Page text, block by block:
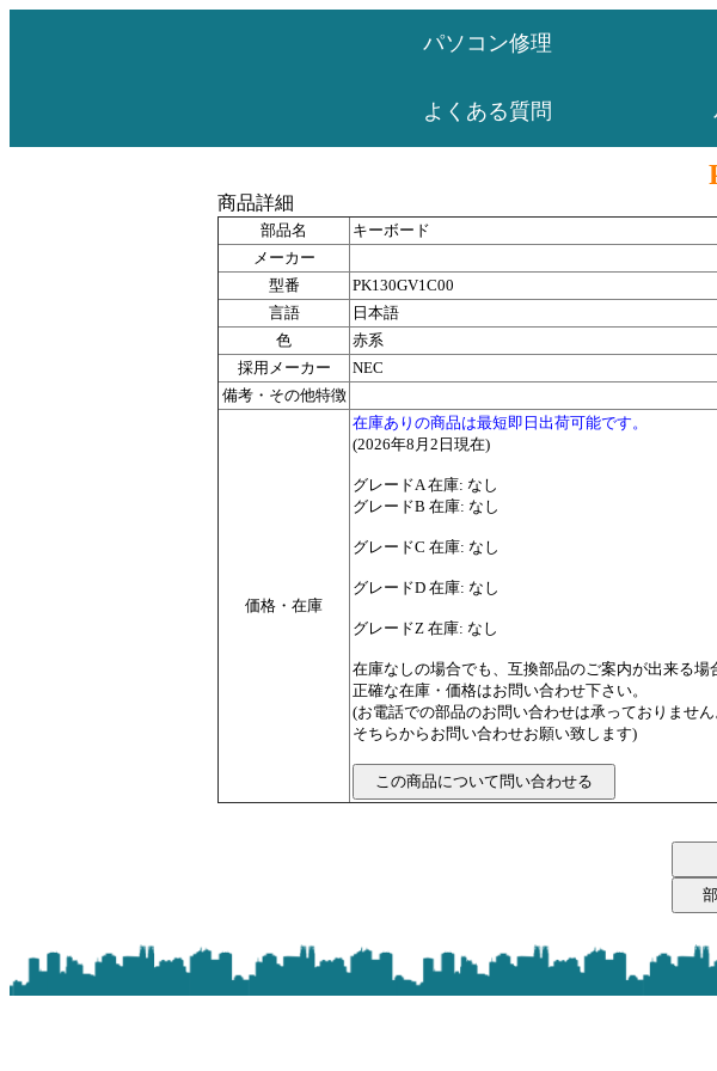
パソコン修理
よくある質問
商品詳細
部品名
キーボード
メーカー
型番
PK130GV1C00
言語
日本語
色
赤系
採用メーカー
NEC
備考・その他特徴
価格・在庫
在庫ありの商品は最短即日出荷可能です。
(2026年8月2日現在)
グレードA 在庫: なし
グレードB 在庫: なし
グレードC 在庫: なし
グレードD 在庫: なし
グレードZ 在庫: なし
在庫なしの場合でも、互換部品のご案内が出来る場
正確な在庫・価格はお問い合わせ下さい。
(お電話での部品のお問い合わせは承っておりませ
そちらからお問い合わせお願い致します)